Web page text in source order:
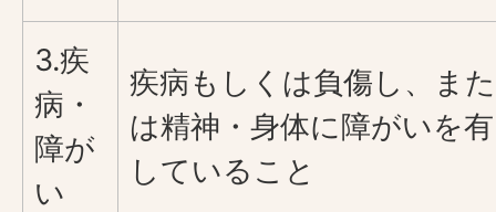
3.疾
病・
障が
い
疾病もしくは負傷し、また
は精神・身体に障がいを有
していること